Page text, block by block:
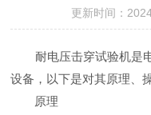
更新时间：
耐电压击穿试验机是电
设备，以下是对其原理、
原理